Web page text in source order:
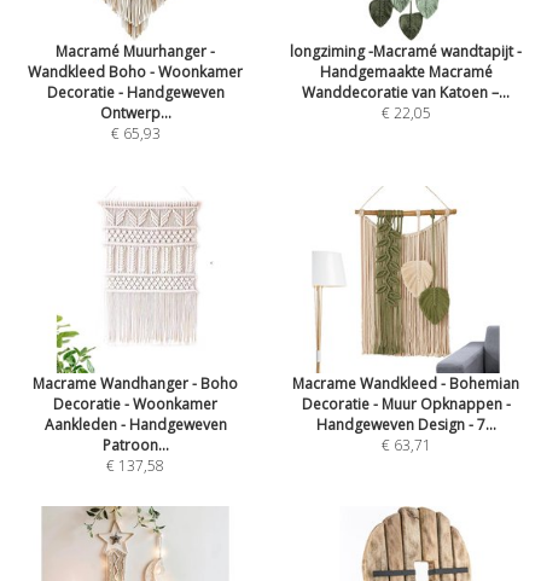
Macramé Muurhanger -
Wandkleed Boho - Woonkamer
Decoratie - Handgeweven
Ontwerp...
€ 65,93
longziming -Macramé wandtapijt -
Handgemaakte Macramé
Wanddecoratie van Katoen –...
€ 22,05
Macrame Wandhanger - Boho
Decoratie - Woonkamer
Aankleden - Handgeweven
Patroon...
€ 137,58
Macrame Wandkleed - Bohemian
Decoratie - Muur Opknappen -
Handgeweven Design - 7...
€ 63,71